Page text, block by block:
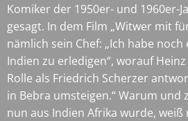
Komiker der 1950er- und 1960er-
gesagt. In dem Film „Witwer mit
nämlich sein Chef: „Ich habe
Indien zu erledigen“, worauf
Rolle als Friedrich Scherzer
in Bebra umsteigen.“ Warum und
nun aus Indien Afrika wurde, weiß